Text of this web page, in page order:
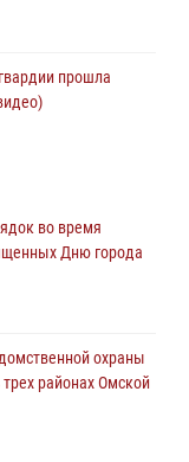
прошла
передвижного
в День крещения
нарушения
во время
Дню города
охраны
районах Омской